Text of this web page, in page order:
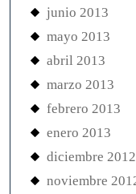
junio 2013
mayo 2013
abril 2013
marzo 2013
febrero 2013
enero 2013
diciembre 2012
noviembre